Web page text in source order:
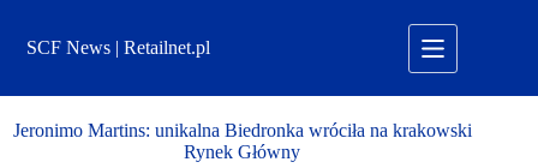
treściSCF News | Retailnet.pl
Jeronimo Martins: unikalna Biedronka wróciła na krakowski
Rynek Główny